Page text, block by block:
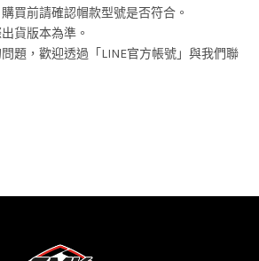
買前請確認帽款型號是否符合。
貨版本為準。
題，歡迎透過「LINE官方帳號」與我們聯